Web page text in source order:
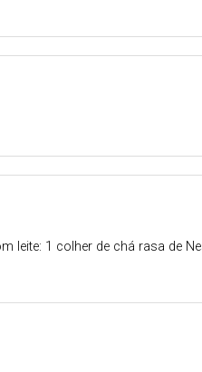
leite: 1 colher de chá rasa de